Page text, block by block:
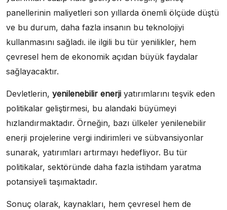
panellerinin maliyetleri son yıllarda önemli ölçüde düştü
ve bu durum, daha fazla insanın bu teknolojiyi
kullanmasını sağladı. ile ilgili bu tür yenilikler, hem
çevresel hem de ekonomik açıdan büyük faydalar
sağlayacaktır.
Devletlerin, yenilenebilir enerji yatırımlarını teşvik eden
politikalar geliştirmesi, bu alandaki büyümeyi
hızlandırmaktadır. Örneğin, bazı ülkeler yenilenebilir
enerji projelerine vergi indirimleri ve sübvansiyonlar
sunarak, yatırımları artırmayı hedefliyor. Bu tür
politikalar, sektöründe daha fazla istihdam yaratma
potansiyeli taşımaktadır.
Sonuç olarak, kaynakları, hem çevresel hem de